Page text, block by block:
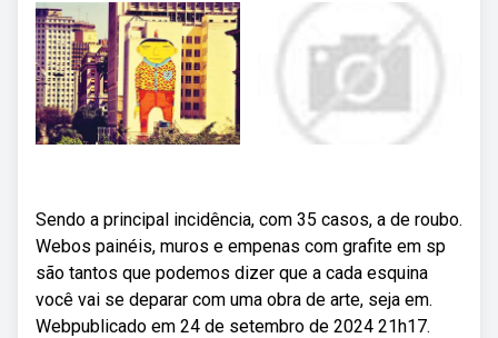
Sendo a principal incidência, com 35 casos, a de roubo.
Webos painéis, muros e empenas com grafite em sp
são tantos que podemos dizer que a cada esquina
você vai se deparar com uma obra de arte, seja em.
Webpublicado em 24 de setembro de 2024 21h17.